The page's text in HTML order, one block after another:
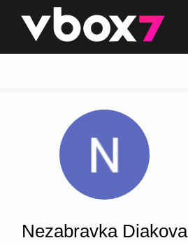
👾
Nezabravka Diakova